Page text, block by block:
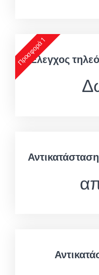
Προσφορά 1
Έλεγχος